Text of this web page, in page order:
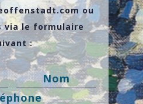
ou
via le formulaire
: